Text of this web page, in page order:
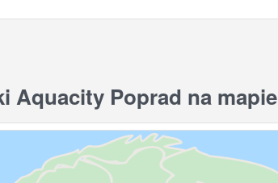
Aquacity Poprad na mapie